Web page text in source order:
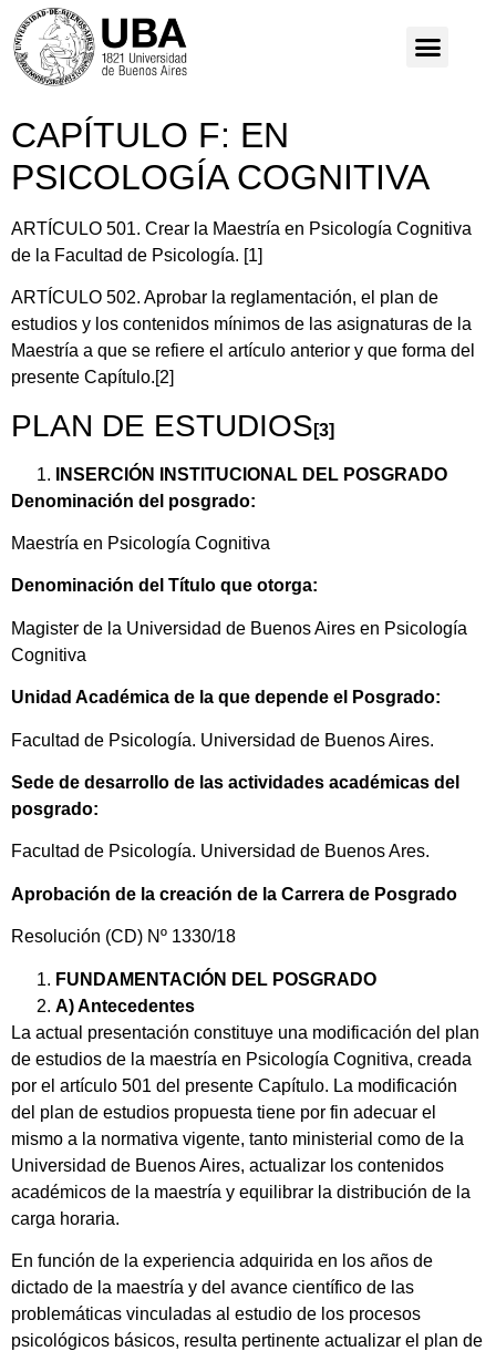
CAPÍTULO F: EN
PSICOLOGÍA COGNITIVA
ARTÍCULO 501. Crear la Maestría en Psicología Cognitiva
de la Facultad de Psicología. [1]
ARTÍCULO 502. Aprobar la reglamentación, el plan de
estudios y los contenidos mínimos de las asignaturas de la
Maestría a que se refiere el artículo anterior y que forma del
presente Capítulo.[2]
PLAN DE ESTUDIOS [3]
INSERCIÓN INSTITUCIONAL DEL POSGRADO
Denominación del posgrado:
Maestría en Psicología Cognitiva
Denominación del Título que otorga:
Magister de la Universidad de Buenos Aires en Psicología
Cognitiva
Unidad Académica de la que depende el Posgrado:
Facultad de Psicología. Universidad de Buenos Aires.
Sede de desarrollo de las actividades académicas del
posgrado:
Facultad de Psicología. Universidad de Buenos Ares.
Aprobación de la creación de la Carrera de Posgrado
Resolución (CD) Nº 1330/18
FUNDAMENTACIÓN DEL POSGRADO
A) Antecedentes
La actual presentación constituye una modificación del plan
de estudios de la maestría en Psicología Cognitiva, creada
por el artículo 501 del presente Capítulo. La modificación
del plan de estudios propuesta tiene por fin adecuar el
mismo a la normativa vigente, tanto ministerial como de la
Universidad de Buenos Aires, actualizar los contenidos
académicos de la maestría y equilibrar la distribución de la
carga horaria.
En función de la experiencia adquirida en los años de
dictado de la maestría y del avance científico de las
problemáticas vinculadas al estudio de los procesos
psicológicos básicos, resulta pertinente actualizar el plan de